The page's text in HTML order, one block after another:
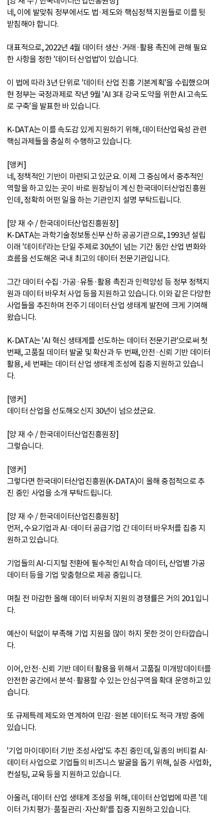
네, 이에 발맞춰 정부에서도 법·제도와 핵심정책 지원들로 이를 뒷
받침해야 합니다.
대표적으로, 2022년 4월 데이터 생산·거래·활용 촉진에 관해 필요
한 사항을 정한 '데이터 산업법'이 있습니다.
이 법에 따라 3년 단위로 '데이터 산업 진흥 기본계획'을 수립했으며
현 정부는 국정과제로 작년 9월 'AI 3대 강국 도약을 위한 AI 고속도
로 구축'을 발표한 바 있습니다.
K-DATA는 이를 속도감 있게 지원하기 위해, 데이터산업육성 관련
핵심과제들을 충실히 수행하고 있습니다.
[앵커]
네, 정책적인 기반이 마련되고 있군요. 이제 그 중심에서 중추적인
역할을 하고 있는 곳이 바로 원장님이 계신 한국데이터산업진흥원
인데, 정확히 어떤 일을 하는 기관인지 설명 부탁드립니다.
[양 재 수 / 한국데이터산업진흥원장]
K-DATA는 과학기술정보통신부 산하 공공기관으로, 1993년 설립
이래 '데이터'라는 단일 주제로 30년이 넘는 기간 동안 산업 변화와
흐름을 선도해온 국내 최고의 데이터 전문기관입니다.
그간 데이터 수집·가공·유통·활용 촉진과 인력양성 등 정부 정책지
원과 데이터 바우처 사업 등을 지원하고 있습니다. 이와 같은 다양한
사업들을 추진하며 전주기 데이터 산업 생태계 발전에 크게 기여해
왔습니다.
K-DATA는 'AI 혁신 생태계를 선도하는 데이터 전문기관'으로써 첫
번째, 고품질 데이터 발굴 및 확산과 두 번째, 안전·신뢰 기반 데이터
활용, 세 번째는 데이터 산업 생태계 조성에 집중 지원하고 있습니
다.
[앵커]
데이터 산업을 선도해오신지 30년이 넘으셨군요.
[양 재 수 / 한국데이터산업진흥원장]
그렇습니다.
[앵커]
그렇다면 한국데이터산업진흥원(K-DATA)이 올해 중점적으로 추
진 중인 사업을 소개 부탁드립니다.
[양 재 수 / 한국데이터산업진흥원장]
먼저, 수요기업과 AI·데이터 공급기업 간 데이터 바우처를 집중 지
원하고 있습니다.
기업들의 AI･디지털 전환에 필수적인 AI 학습 데이터, 산업별 가공
데이터 등을 기업 맞춤형으로 제공 중입니다.
며칠 전 마감한 올해 데이터 바우처 지원의 경쟁률은 거의 20:1입니
다.
예산이 턱없이 부족해 기업 지원을 많이 하지 못한 것이 안타깝습니
다.
이어, 안전·신뢰 기반 데이터 활용을 위해서 고품질 미개방데이터를
안전한 공간에서 분석·활용할 수 있는 안심구역을 확대 운영하고 있
습니다.
또 규제특례 제도와 연계하여 민감·원본 데이터도 적극 개방 중에
있습니다.
'기업 마이데이터 기반 조성사업'도 추진 중인데, 일종의 버티컬 AI·
데이터 사업으로 기업들의 비즈니스 발굴을 돕기 위해, 실증 사업화,
컨설팅, 교육 등을 지원하고 있습니다.
아울러, 데이터 산업 생태계 조성을 위해, 데이터 산업법에 따른 '데
이터 가치평가·품질관리·자산화'를 집중 지원하고 있습니다.